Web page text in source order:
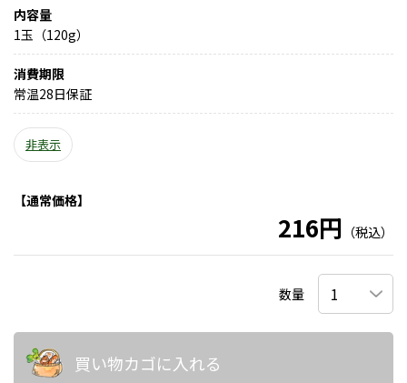
内容量
1玉（120g）
消費期限
常温28日保証
非表示
【通常価格】
216円 （税込）
数量
買い物カゴに入れる